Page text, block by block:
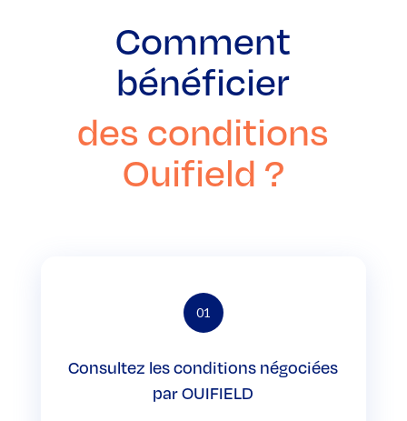
Comment
bénéficier
des conditions
Ouifield ?
01
Consultez les conditions négociées
par OUIFIELD